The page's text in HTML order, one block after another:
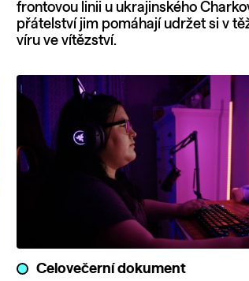
frontovou linii u ukrajinského
přátelství jim pomáhají udržet si v
víru ve vítězství.
Celovečerní dokument